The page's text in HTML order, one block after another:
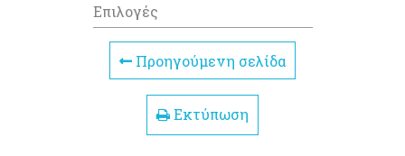
Επιλογές
Προηγούμενη σελίδα
Εκτύπωση